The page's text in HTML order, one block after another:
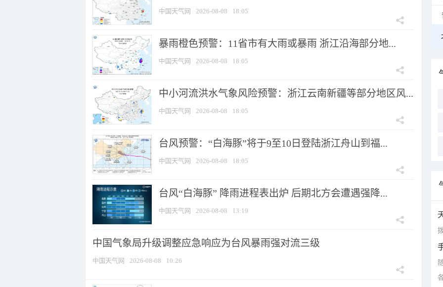
中国天气网 2026-08-08 18:05
暴雨橙色预警：11省市有大雨或暴雨 浙江沿海部分地...
中国天气网 2026-08-08 18:05
中小河流洪水气象风险预警：浙江云南新疆等部分地区风...
中国天气网 2026-08-08 18:05
台风预警：“白海豚”将于9至10日登陆浙江舟山到福...
中国天气网 2026-08-08 18:05
台风“白海豚” 降雨进程表出炉 后期北方会遭遇强降...
中国天气网 2026-08-08 13:19
中国气象局升级调整应急响应为台风暴雨强对流三级
中国天气网 2026-08-08 10:26